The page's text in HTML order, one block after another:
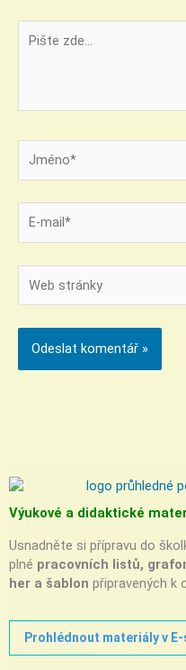
zde…
mail*
stránky
Výukové a didaktické
Usnadněte si přípravu do
plné pracovních listů,
her a šablon připravených k
Prohlédnout materiály v E-